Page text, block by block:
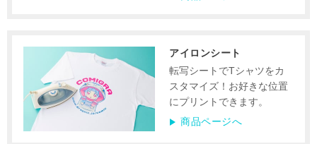
アイロンシート
転写シートでTシャツをカ
スタマイズ！お好きな位置
にプリントできます。
商品ページへ